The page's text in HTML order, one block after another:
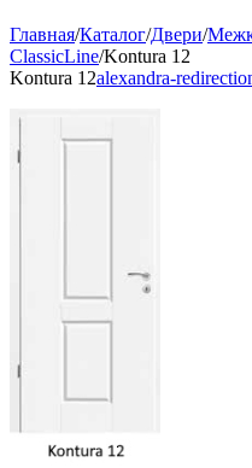
Главная/Каталог/Двери/
ClassicLine/Kontura 12
Kontura 12alexandra-